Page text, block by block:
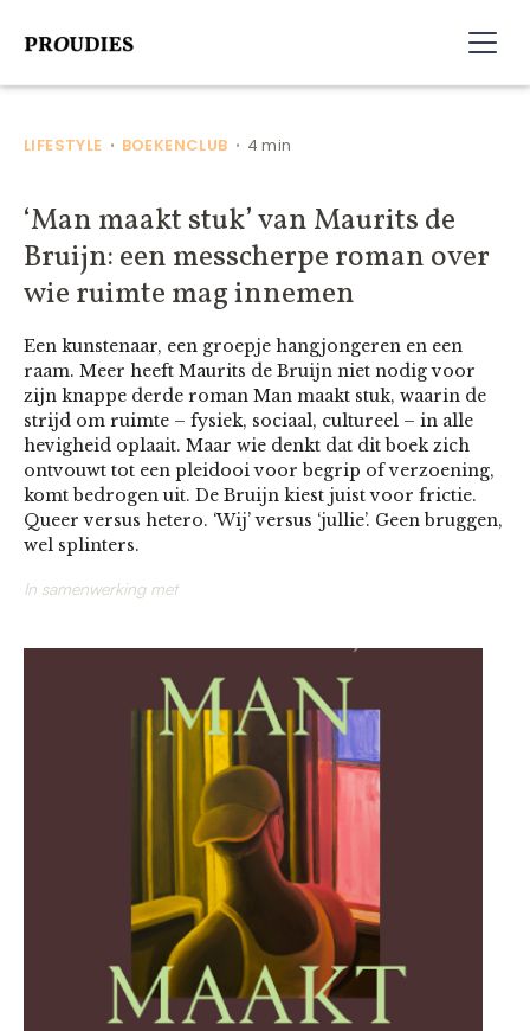
LIFESTYLE • BOEKENCLUB • 4 min
‘Man maakt stuk’ van Maurits de
Bruijn: een messcherpe roman over
wie ruimte mag innemen
Een kunstenaar, een groepje hangjongeren en een
raam. Meer heeft Maurits de Bruijn niet nodig voor
zijn knappe derde roman Man maakt stuk, waarin de
strijd om ruimte – fysiek, sociaal, cultureel – in alle
hevigheid oplaait. Maar wie denkt dat dit boek zich
ontvouwt tot een pleidooi voor begrip of verzoening,
komt bedrogen uit. De Bruijn kiest juist voor frictie.
Queer versus hetero. ‘Wij’ versus ‘jullie’. Geen bruggen,
wel splinters.
In samenwerking met